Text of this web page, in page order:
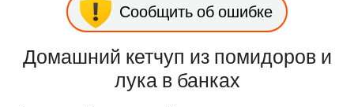
Сообщить об ошибке
Домашний кетчуп из помидоров и
лука в банках